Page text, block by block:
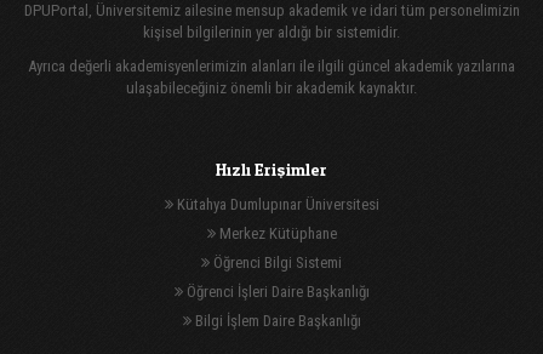
DPUPortal, Üniversitemiz ailesine mensup akademik ve idari tüm personelimizin
kişisel bilgilerinin yer aldığı bir sistemidir.
Ayrıca değerli akademisyenlerimizin alanları ile ilgili güncel akademik yazılarına
ulaşabileceğiniz önemli bir akademik kaynaktır.
Hızlı Erişimler
Kütahya Dumlupınar Üniversitesi
Merkez Kütüphane
Öğrenci Bilgi Sistemi
Öğrenci İşleri Daire Başkanlığı
Bilgi İşlem Daire Başkanlığı